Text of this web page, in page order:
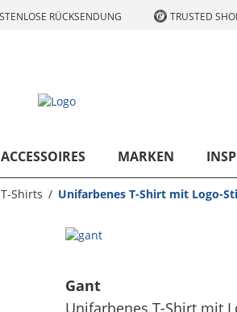
RÜCKSENDUNG TRUSTED
ACCESSOIRES MARKEN
Shirts Unifarbenes T-Shirt mit Logo-
Gant
Unifarbenes T-Shirt mit